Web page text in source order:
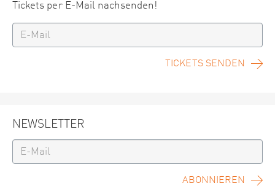
Tickets per E-Mail nachsenden!
TICKETS SENDEN
NEWSLETTER
ABONNIEREN